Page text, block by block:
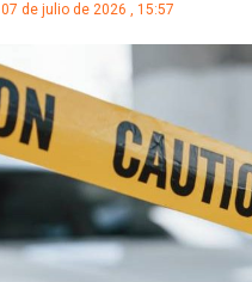
07 de julio de 2026 , 15:57